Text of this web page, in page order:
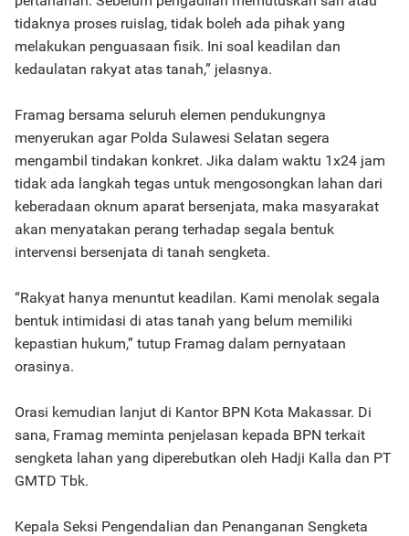
tidaknya proses ruislag, tidak boleh ada pihak yang
melakukan penguasaan fisik. Ini soal keadilan dan
kedaulatan rakyat atas tanah,” jelasnya.
Framag bersama seluruh elemen pendukungnya
menyerukan agar Polda Sulawesi Selatan segera
mengambil tindakan konkret. Jika dalam waktu 1x24 jam
tidak ada langkah tegas untuk mengosongkan lahan dari
keberadaan oknum aparat bersenjata, maka masyarakat
akan menyatakan perang terhadap segala bentuk
intervensi bersenjata di tanah sengketa.
“Rakyat hanya menuntut keadilan. Kami menolak segala
bentuk intimidasi di atas tanah yang belum memiliki
kepastian hukum,” tutup Framag dalam pernyataan
orasinya.
Orasi kemudian lanjut di Kantor BPN Kota Makassar. Di
sana, Framag meminta penjelasan kepada BPN terkait
sengketa lahan yang diperebutkan oleh Hadji Kalla dan PT
GMTD Tbk.
Kepala Seksi Pengendalian dan Penanganan Sengketa